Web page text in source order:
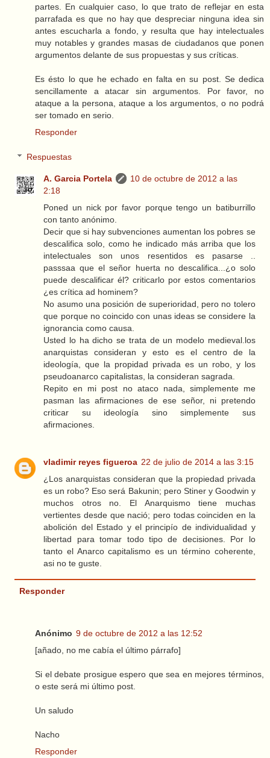
partes. En cualquier caso, lo que trato de reflejar en esta
parrafada es que no hay que despreciar ninguna idea sin
antes escucharla a fondo, y resulta que hay intelectuales
muy notables y grandes masas de ciudadanos que ponen
argumentos delante de sus propuestas y sus críticas.
Es ésto lo que he echado en falta en su post. Se dedica
sencillamente a atacar sin argumentos. Por favor, no
ataque a la persona, ataque a los argumentos, o no podrá
ser tomado en serio.
Responder
Respuestas
A. Garcia Portela
10 de octubre de 2012 a las
2:18
Poned un nick por favor porque tengo un batiburrillo
con tanto anónimo.
Decir que si hay subvenciones aumentan los pobres se
descalifica solo, como he indicado más arriba que los
intelectuales son unos resentidos es pasarse ..
passsaa que el señor huerta no descalifica...¿o solo
puede descalificar él? criticarlo por estos comentarios
¿es crítica ad hominem?
No asumo una posición de superioridad, pero no tolero
que porque no coincido con unas ideas se considere la
ignorancia como causa.
Usted lo ha dicho se trata de un modelo medieval.los
anarquistas consideran y esto es el centro de la
ideología, que la propidad privada es un robo, y los
pseudoanarco capitalistas, la consideran sagrada.
Repito en mi post no ataco nada, simplemente me
pasman las afirmaciones de ese señor, ni pretendo
criticar su ideología sino simplemente sus
afirmaciones.
vladimir reyes figueroa 22 de julio de 2014 a las 3:15
¿Los anarquistas consideran que la propiedad privada
es un robo? Eso será Bakunin; pero Stiner y Goodwin y
muchos otros no. El Anarquismo tiene muchas
vertientes desde que nació; pero todas coinciden en la
abolición del Estado y el principío de individualidad y
libertad para tomar todo tipo de decisiones. Por lo
tanto el Anarco capitalismo es un término coherente,
asi no te guste.
Responder
Anónimo 9 de octubre de 2012 a las 12:52
[añado, no me cabía el último párrafo]
Si el debate prosigue espero que sea en mejores términos,
o este será mi último post.
Un saludo
Nacho
Responder